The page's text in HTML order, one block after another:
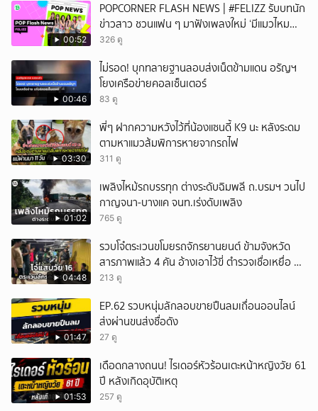
00:52
POPCORNER FLASH NEWS | #FELIZZ รับบทนัก
ข่าวสาว ชวนแฟน ๆ มาฟังเพลงใหม่ ‘มีแมวไหม
(Catch Me If You Can)’
326 ดู
00:46
ไม่รอด! บุกทลายฐานลอบส่งเน็ตข้ามแดน อรัญฯ
โยงเครือข่ายคอลเซ็นเตอร์
83 ดู
03:30
พี่ๆ ฝากความหวังไว้ที่น้องแซนดี้ K9 นะ หลังระดม
ตามหาแมวส้มพิการหายจากรถไฟ
311 ดู
01:02
เพลิงไหม้รถบรรทุก ต่างระดับฉิมพลี ถ.บรมฯ วนไป
กาญจนา-บางแค จนท.เร่งดับเพลิง
765 ดู
04:48
รวบโจ๋ตระเวนขโมยรถจักรยานยนต์ ข้ามจังหวัด
สารภาพแล้ว 4 คัน อ้างเอาไว้ขี่ ตำรวจเชื่อเหยื่อ มี
มากกว่านี้ จ.ชลบุรี
213 ดู
01:47
EP.62 รวบหนุ่มลักลอบขายปืนลมเถื่อนออนไลน์
ส่งผ่านขนส่งชื่อดัง
27 ดู
01:53
เดือดกลางถนน! ไรเดอร์หัวร้อนเตะหน้าหญิงวัย 61
ปี หลังเกิดอุบัติเหตุ
257 ดู